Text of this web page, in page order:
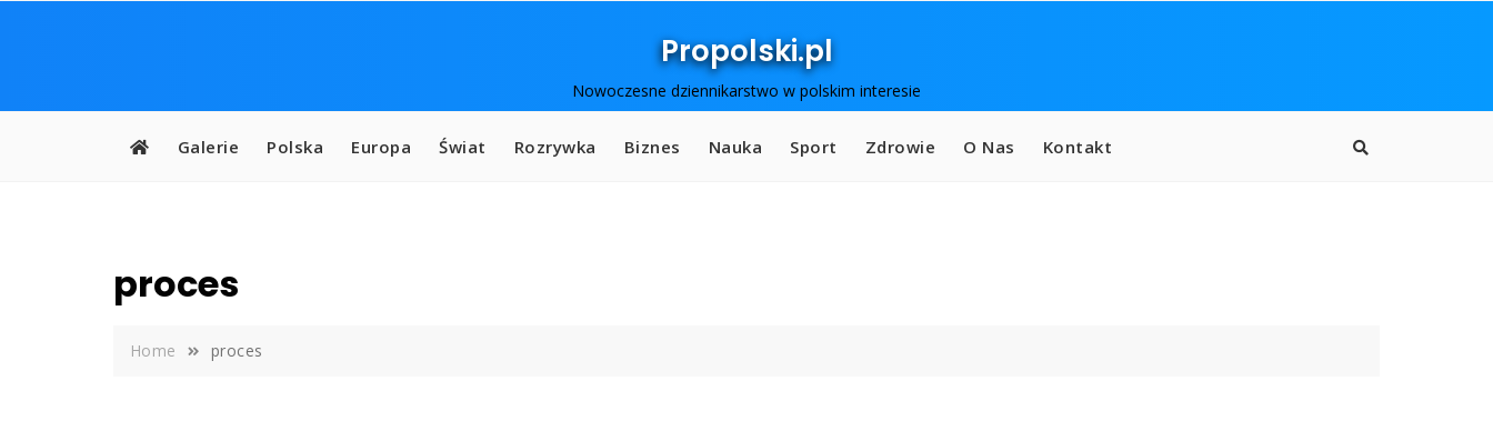
Propolski.pl
Nowoczesne dziennikarstwo w polskim interesie
Galerie Polska Europa Świat Rozrywka Biznes Nauka Sport Zdrowie O Nas Kontakt
proces
Home proces